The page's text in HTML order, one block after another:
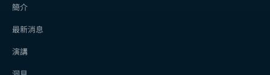
簡介
最新消息
演講